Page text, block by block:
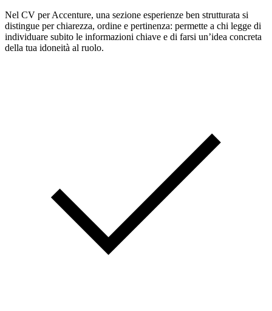
Nel CV per Accenture, una sezione esperienze ben strutturata si
distingue per chiarezza, ordine e pertinenza: permette a chi legge di
individuare subito le informazioni chiave e di farsi un’idea concreta
della tua idoneità al ruolo.